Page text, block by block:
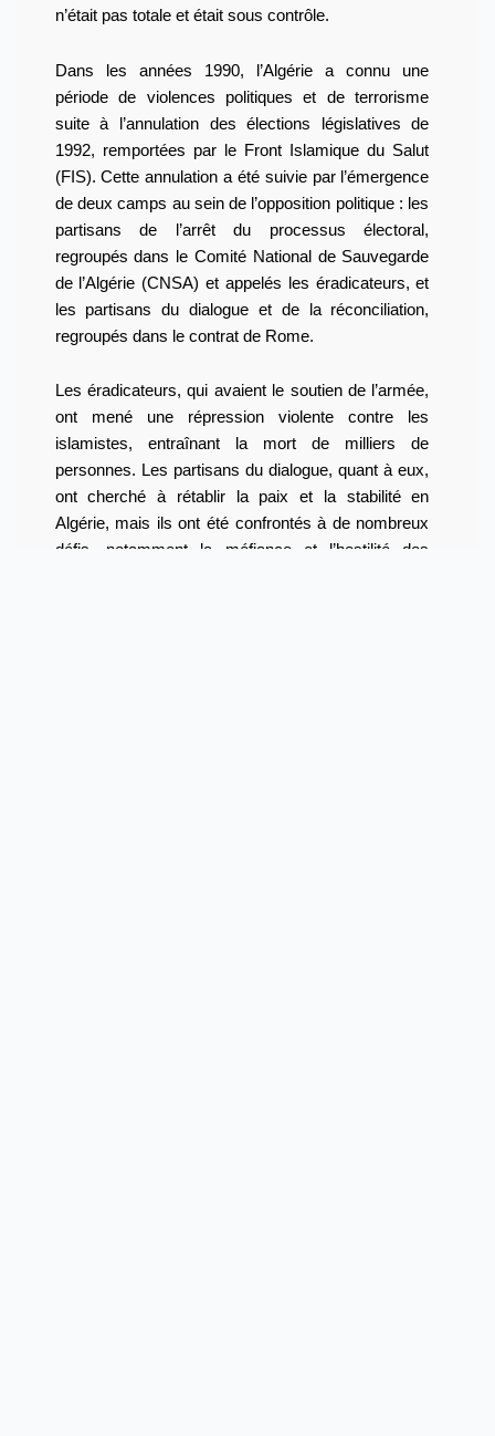
n’était pas totale et était sous contrôle.
Dans les années 1990, l’Algérie a connu une
période de violences politiques et de terrorisme
suite à l’annulation des élections législatives de
1992, remportées par le Front Islamique du Salut
(FIS). Cette annulation a été suivie par l’émergence
de deux camps au sein de l’opposition politique : les
partisans de l’arrêt du processus électoral,
regroupés dans le Comité National de Sauvegarde
de l’Algérie (CNSA) et appelés les éradicateurs, et
les partisans du dialogue et de la réconciliation,
regroupés dans le contrat de Rome.
Les éradicateurs, qui avaient le soutien de l’armée,
ont mené une répression violente contre les
islamistes, entraînant la mort de milliers de
personnes. Les partisans du dialogue, quant à eux,
ont cherché à rétablir la paix et la stabilité en
Algérie, mais ils ont été confrontés à de nombreux
défis, notamment la méfiance et l’hostilité des